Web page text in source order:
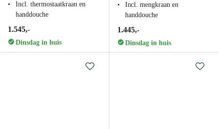
Incl. thermostaatkraan en
handdouche
1.545,-
Dinsdag in huis
Incl. mengkraan en
handdouche
1.445,-
Dinsdag in huis